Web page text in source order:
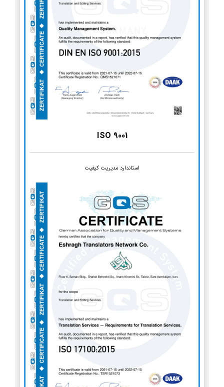
ISO 9001
استاندارد مدیریت کیفیت